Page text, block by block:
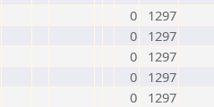
0
1297
0
1297
0
1297
0
1297
0
1297